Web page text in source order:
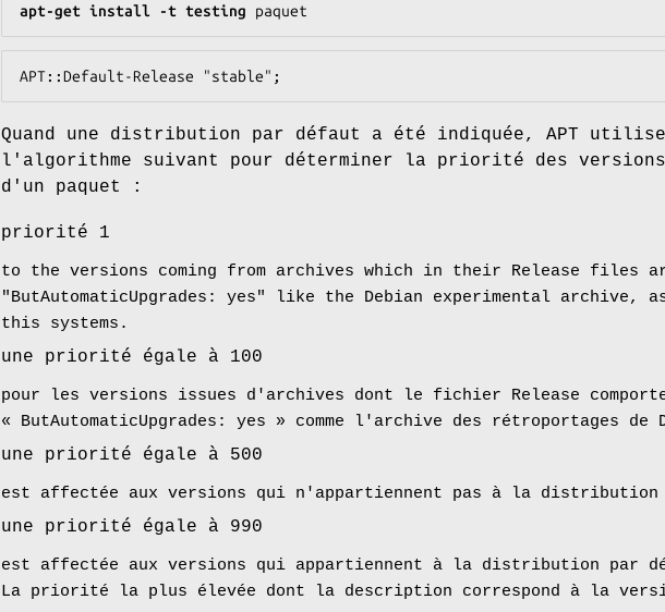
apt-get install -t testing paquet
APT::Default-Release "stable";
Quand une distribution par défaut a été indiquée, APT utilise
l'algorithme suivant pour déterminer la priorité des versions
d'un paquet :
priorité 1
to the versions coming from archives which in their Release files
"ButAutomaticUpgrades: yes" like the Debian experimental archive,
this systems.
une priorité égale à 100
pour les versions issues d'archives dont le fichier Release
« ButAutomaticUpgrades: yes » comme l'archive des rétroportages de
une priorité égale à 500
est affectée aux versions qui n'appartiennent pas à la distribution
une priorité égale à 990
est affectée aux versions qui appartiennent à la distribution par
La priorité la plus élevée dont la description correspond à la